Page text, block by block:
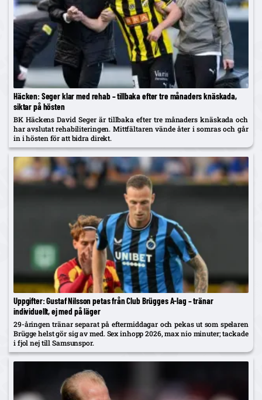
Häcken: Seger klar med rehab – tillbaka efter tre månaders knäskada,
siktar på hösten
BK Häckens David Seger är tillbaka efter tre månaders knäskada och
har avslutat rehabiliteringen. Mittfältaren vände åter i somras och går
in i hösten för att bidra direkt.
Uppgifter: Gustaf Nilsson petas från Club Brügges A-lag – tränar
individuellt, ej med på läger
29-åringen tränar separat på eftermiddagar och pekas ut som spelaren
Brügge helst gör sig av med. Sex inhopp 2026, max nio minuter; tackade
i fjol nej till Samsunspor.